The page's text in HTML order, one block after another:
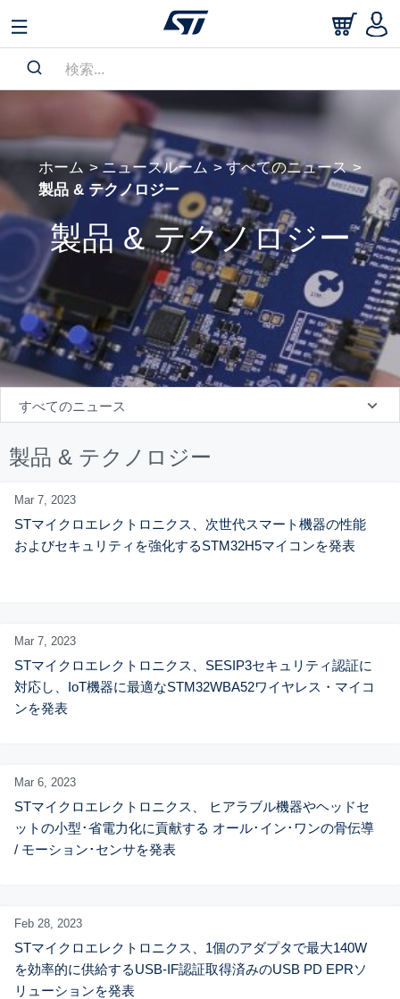
ホーム ニュースルーム
すべてのニュース
製品 & テクノロジー
製品 & テクノロジー
すべてのニュース
製品 & テクノロジー
Mar 7, 2023
STマイクロエレクトロニクス、次世代スマート機器の性能
およびセキュリティを強化するSTM32H5マイコンを発表
Mar 7, 2023
STマイクロエレクトロニクス、SESIP3セキュリティ認証に
対応し、IoT機器に最適なSTM32WBA52ワイヤレス・マイコ
ンを発表
Mar 6, 2023
STマイクロエレクトロニクス、 ヒアラブル機器やヘッドセ
ットの小型･省電力化に貢献する オール･イン･ワンの骨伝導
/ モーション･センサを発表
Feb 28, 2023
STマイクロエレクトロニクス、1個のアダプタで最大140W
を効率的に供給するUSB-IF認証取得済みのUSB PD EPRソ
リューションを発表